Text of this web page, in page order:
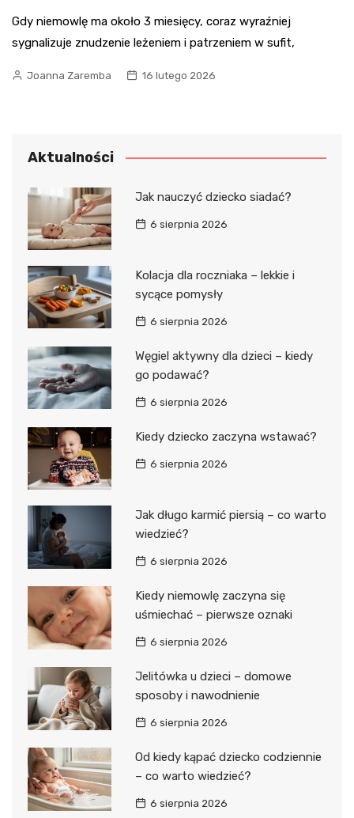
Gdy niemowlę ma około 3 miesięcy, coraz wyraźniej
sygnalizuje znudzenie leżeniem i patrzeniem w sufit,
Joanna Zaremba 16 lutego 2026
Aktualności
Jak nauczyć dziecko siadać?
6 sierpnia 2026
Kolacja dla roczniaka – lekkie i
sycące pomysły
6 sierpnia 2026
Węgiel aktywny dla dzieci – kiedy
go podawać?
6 sierpnia 2026
Kiedy dziecko zaczyna wstawać?
6 sierpnia 2026
Jak długo karmić piersią – co warto
wiedzieć?
6 sierpnia 2026
Kiedy niemowlę zaczyna się
uśmiechać – pierwsze oznaki
6 sierpnia 2026
Jelitówka u dzieci – domowe
sposoby i nawodnienie
6 sierpnia 2026
Od kiedy kąpać dziecko codziennie
– co warto wiedzieć?
6 sierpnia 2026